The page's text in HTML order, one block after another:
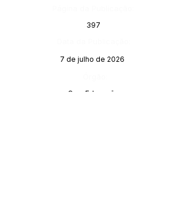
397
7 de julho de 2026
Sec. Educação